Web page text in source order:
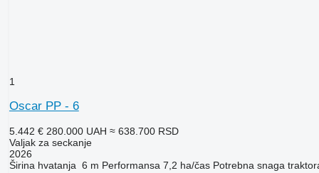
1
Oscar PP - 6
5.442 € 280.000 UAH ≈ 638.700 RSD
Valjak za seckanje
2026
Širina hvatanja 6 m Performansa 7,2 ha/čas Potrebna snaga